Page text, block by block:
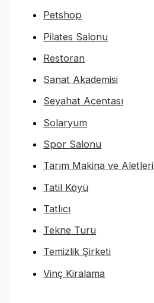
Petshop
Pilates Salonu
Restoran
Sanat Akademisi
Seyahat Acentası
Solaryum
Spor Salonu
Tarım Makina ve Aletleri
Tatil Köyü
Tatlıcı
Tekne Turu
Temizlik Şirketi
Vinç Kiralama